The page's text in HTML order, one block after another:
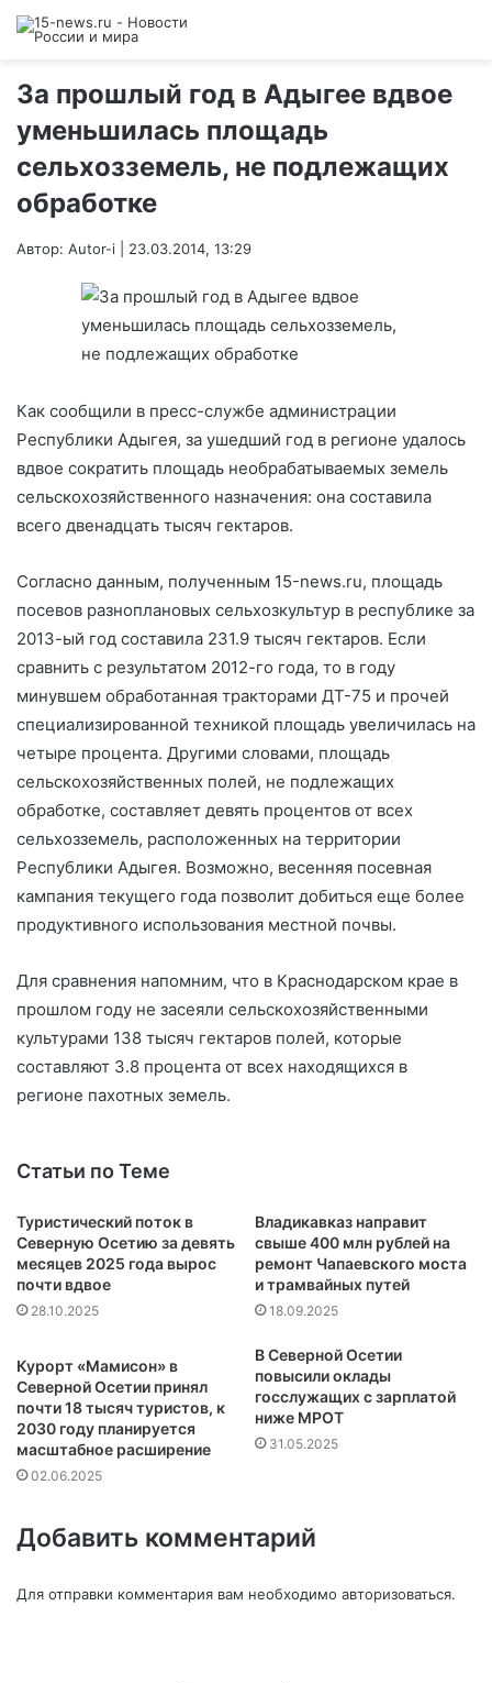
За прошлый год в Адыгее вдвое
уменьшилась площадь
сельхозземель, не подлежащих
обработке
Автор: Autor-i | 23.03.2014, 13:29
Как сообщили в пресс-службе администрации
Республики Адыгея, за ушедший год в регионе удалось
вдвое сократить площадь необрабатываемых земель
сельскохозяйственного назначения: она составила
всего двенадцать тысяч гектаров.
Согласно данным, полученным 15-news.ru, площадь
посевов разноплановых сельхозкультур в республике за
2013-ый год составила 231.9 тысяч гектаров. Если
сравнить с результатом 2012-го года, то в году
минувшем обработанная тракторами ДТ-75 и прочей
специализированной техникой площадь увеличилась на
четыре процента. Другими словами, площадь
сельскохозяйственных полей, не подлежащих
обработке, составляет девять процентов от всех
сельхозземель, расположенных на территории
Республики Адыгея. Возможно, весенняя посевная
кампания текущего года позволит добиться еще более
продуктивного использования местной почвы.
Для сравнения напомним, что в Краснодарском крае в
прошлом году не засеяли сельскохозяйственными
культурами 138 тысяч гектаров полей, которые
составляют 3.8 процента от всех находящихся в
регионе пахотных земель.
Статьи по Теме
Туристический поток в
Северную Осетию за девять
месяцев 2025 года вырос
почти вдвое
28.10.2025
Владикавказ направит
свыше 400 млн рублей на
ремонт Чапаевского моста
и трамвайных путей
18.09.2025
Курорт «Мамисон» в
Северной Осетии принял
почти 18 тысяч туристов, к
2030 году планируется
масштабное расширение
02.06.2025
В Северной Осетии
повысили оклады
госслужащих с зарплатой
ниже МРОТ
31.05.2025
Добавить комментарий
Для отправки комментария вам необходимо авторизоваться.